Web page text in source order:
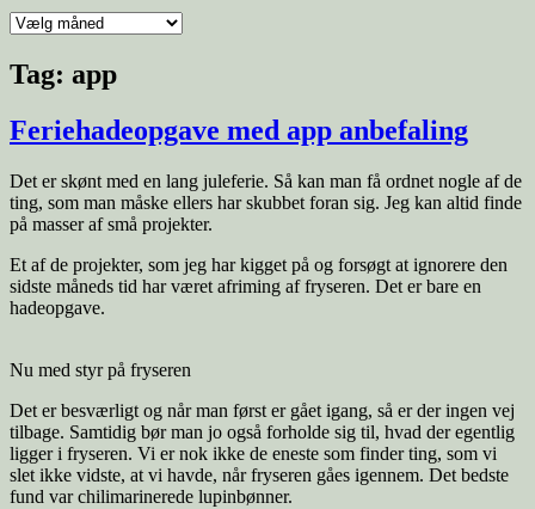
Arkiver
Tag: app
Feriehadeopgave med app anbefaling
Det er skønt med en lang juleferie. Så kan man få ordnet nogle af de
ting, som man måske ellers har skubbet foran sig. Jeg kan altid finde
på masser af små projekter.
Et af de projekter, som jeg har kigget på og forsøgt at ignorere den
sidste måneds tid har været afriming af fryseren. Det er bare en
hadeopgave.
Nu med styr på fryseren
Det er besværligt og når man først er gået igang, så er der ingen vej
tilbage. Samtidig bør man jo også forholde sig til, hvad der egentlig
ligger i fryseren. Vi er nok ikke de eneste som finder ting, som vi
slet ikke vidste, at vi havde, når fryseren gåes igennem. Det bedste
fund var chilimarinerede lupinbønner.